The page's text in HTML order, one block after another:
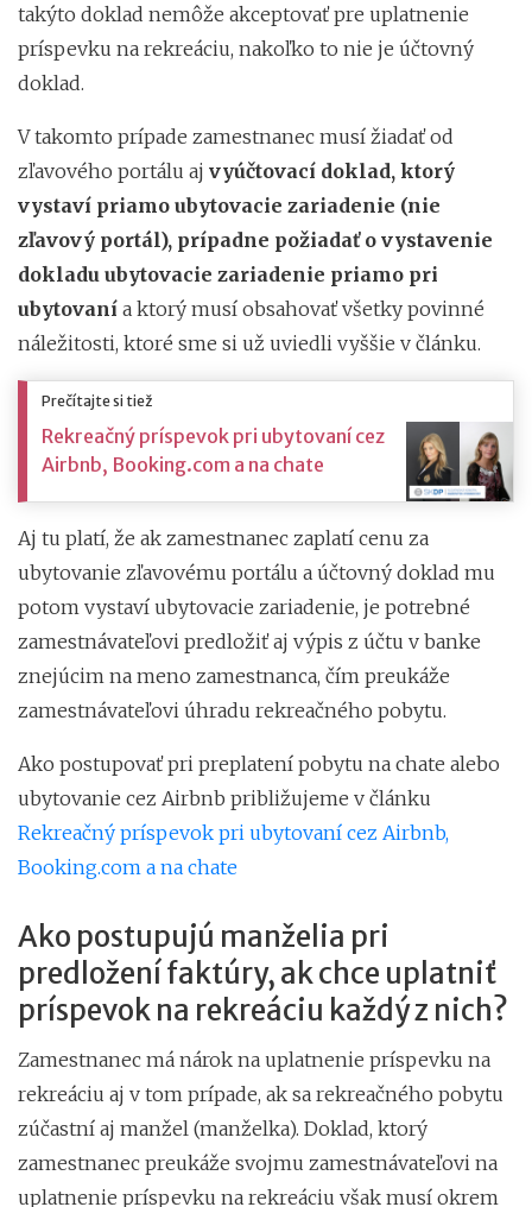
takýto doklad nemôže akceptovať pre uplatnenie
príspevku na rekreáciu, nakoľko to nie je účtovný
doklad.
V takomto prípade zamestnanec musí žiadať od
zľavového portálu aj vyúčtovací doklad, ktorý
vystaví priamo ubytovacie zariadenie (nie
zľavový portál), prípadne požiadať o vystavenie
dokladu ubytovacie zariadenie priamo pri
ubytovaní a ktorý musí obsahovať všetky povinné
náležitosti, ktoré sme si už uviedli vyššie v článku.
Prečítajte si tiež
Rekreačný príspevok pri ubytovaní cez
Airbnb, Booking.com a na chate
Aj tu platí, že ak zamestnanec zaplatí cenu za
ubytovanie zľavovému portálu a účtovný doklad mu
potom vystaví ubytovacie zariadenie, je potrebné
zamestnávateľovi predložiť aj výpis z účtu v banke
znejúcim na meno zamestnanca, čím preukáže
zamestnávateľovi úhradu rekreačného pobytu.
Ako postupovať pri preplatení pobytu na chate alebo
ubytovanie cez Airbnb približujeme v článku
Rekreačný príspevok pri ubytovaní cez Airbnb,
Booking.com a na chate
Ako postupujú manželia pri
predložení faktúry, ak chce uplatniť
príspevok na rekreáciu každý z nich?
Zamestnanec má nárok na uplatnenie príspevku na
rekreáciu aj v tom prípade, ak sa rekreačného pobytu
zúčastní aj manžel (manželka). Doklad, ktorý
zamestnanec preukáže svojmu zamestnávateľovi na
uplatnenie príspevku na rekreáciu však musí okrem